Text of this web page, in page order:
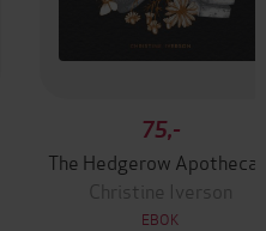
75,-
The Hedgerow
Christine Iverson
EBOK